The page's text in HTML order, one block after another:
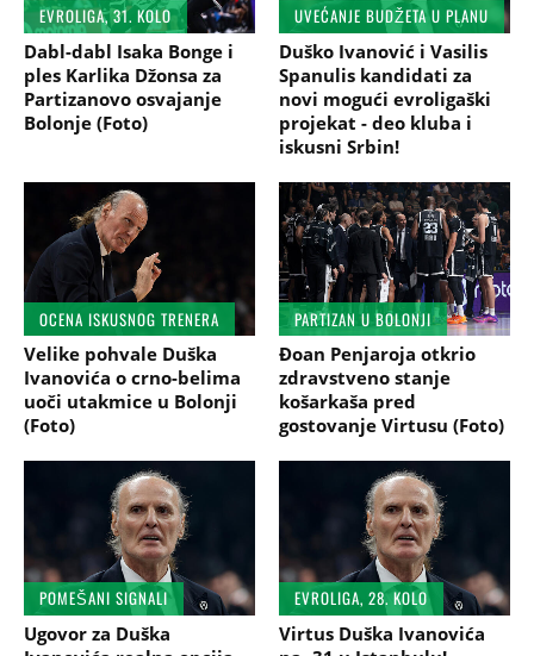
EVROLIGA, 31. KOLO
Dabl-dabl Isaka Bonge i
ples Karlika Džonsa za
Partizanovo osvajanje
Bolonje (Foto)
UVEĆANJE BUDŽETA U PLANU
Duško Ivanović i Vasilis
Spanulis kandidati za
novi mogući evroligaški
projekat - deo kluba i
iskusni Srbin!
OCENA ISKUSNOG TRENERA
Velike pohvale Duška
Ivanovića o crno-belima
uoči utakmice u Bolonji
(Foto)
PARTIZAN U BOLONJI
Đoan Penjaroja otkrio
zdravstveno stanje
košarkaša pred
gostovanje Virtusu (Foto)
POMEŠANI SIGNALI
Ugovor za Duška
EVROLIGA, 28. KOLO
Virtus Duška Ivanovića